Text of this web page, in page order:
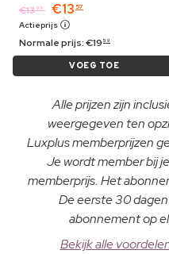
€13 99 €13 57
Actieprijs
Normale prijs:€19 59
VOEG TOE
Alle prijzen zijn
weergegeven ten
Luxplus memberprijzen
Je wordt member bij
memberprijs. Het
De eerste 30
abonnement op
Bekijk alle